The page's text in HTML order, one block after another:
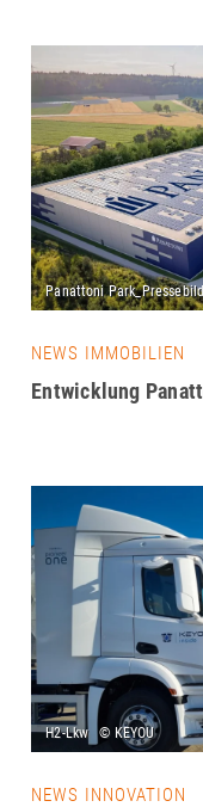
NEWS IMMOBILIEN
Entwicklung
NEWS INNOVATION